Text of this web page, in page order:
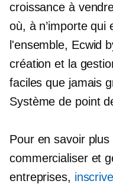
croissance à
où, à n’importe
l'ensemble, Ecwid
création et la
faciles que jamais
Système de point
Pour en savoir
commercialiser et
entreprises,